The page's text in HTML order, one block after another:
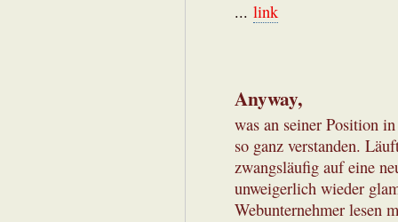
... link
Anyway,
was an seiner Position
so ganz verstanden.
zwangsläufig auf eine
unweigerlich wieder
Webunternehmer lesen